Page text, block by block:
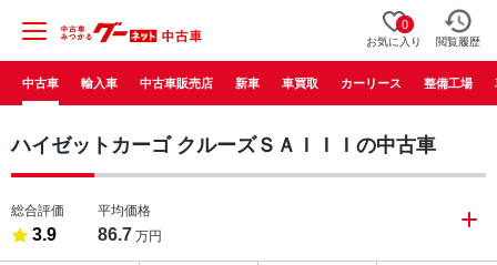
0
お気に入り 閲覧履歴
中古車 輸入車 中古車販売店 新車 車買取 カーリース 整備工場
ハイゼットカーゴ クルーズＳＡＩＩＩの中古車
総合評価
3.9
平均価格
86.7 万円